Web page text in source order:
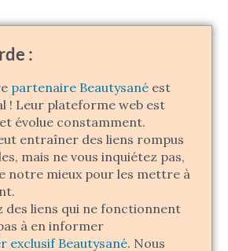
:
partenaire Beautysané est
! Leur plateforme web est
évolue constamment.
entraîner des liens rompus
mais ne vous inquiétez pas,
notre mieux pour les mettre à
des liens qui ne fonctionnent
à en informer
exclusif Beautysané. Nous